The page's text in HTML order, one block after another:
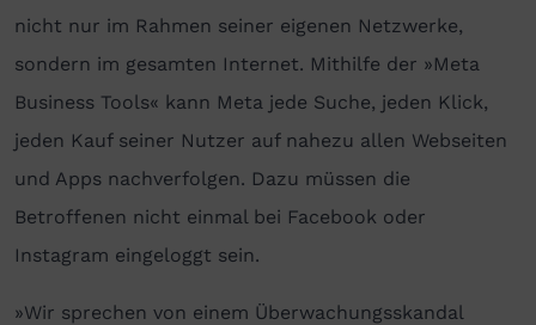
nicht nur im Rahmen seiner eigenen Netzwerke,
sondern im gesamten Internet. Mithilfe der »Meta
Business Tools« kann Meta jede Suche, jeden Klick,
jeden Kauf seiner Nutzer auf nahezu allen Webseiten
und Apps nachverfolgen. Dazu müssen die
Betroffenen nicht einmal bei Facebook oder
Instagram eingeloggt sein.
»Wir sprechen von einem Überwachungsskandal